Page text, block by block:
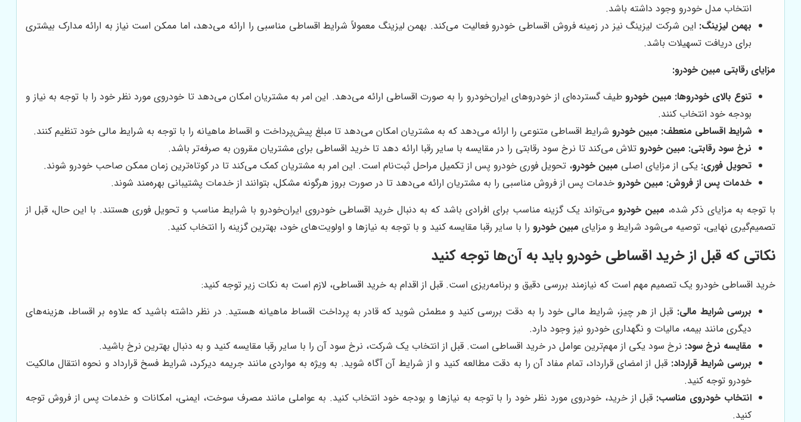
انتخاب مدل خودرو وجود داشته باشد.
بهمن لیزینگ: این شرکت لیزینگ نیز در زمینه فروش اقساطی خودرو فعالیت می‌کند. بهمن لیزینگ معمولاً شرایط اقساطی مناسبی را ارائه می‌دهد، اما ممکن است نیاز به ارائه مدارک بیشتری
برای دریافت تسهیلات باشد.
مزایای رقابتی مبین خودرو:
تنوع بالای خودروها: مبین خودرو طیف گسترده‌ای از خودروهای ایران‌خودرو را به صورت اقساطی ارائه می‌دهد. این امر به مشتریان امکان می‌دهد تا خودروی مورد نظر خود را با توجه به نیاز و
بودجه خود انتخاب کنند.
شرایط اقساطی منعطف: مبین خودرو شرایط اقساطی متنوعی را ارائه می‌دهد که به مشتریان امکان می‌دهد تا مبلغ پیش‌پرداخت و اقساط ماهیانه را با توجه به شرایط مالی خود تنظیم کنند.
نرخ سود رقابتی: مبین خودرو تلاش می‌کند تا نرخ سود رقابتی را در مقایسه با سایر رقبا ارائه دهد تا خرید اقساطی برای مشتریان مقرون به صرفه‌تر باشد.
تحویل فوری: یکی از مزایای اصلی مبین خودرو، تحویل فوری خودرو پس از تکمیل مراحل ثبت‌نام است. این امر به مشتریان کمک می‌کند تا در کوتاه‌ترین زمان ممکن صاحب خودرو شوند.
خدمات پس از فروش: مبین خودرو خدمات پس از فروش مناسبی را به مشتریان ارائه می‌دهد تا در صورت بروز هرگونه مشکل، بتوانند از خدمات پشتیبانی بهره‌مند شوند.
با توجه به مزایای ذکر شده، مبین خودرو می‌تواند یک گزینه مناسب برای افرادی باشد که به دنبال خرید اقساطی خودروی ایران‌خودرو با شرایط مناسب و تحویل فوری هستند. با این حال، قبل از
تصمیم‌گیری نهایی، توصیه می‌شود شرایط و مزایای مبین خودرو را با سایر رقبا مقایسه کنید و با توجه به نیازها و اولویت‌های خود، بهترین گزینه را انتخاب کنید.
نکاتی که قبل از خرید اقساطی خودرو باید به آن‌ها توجه کنید
خرید اقساطی خودرو یک تصمیم مهم است که نیازمند بررسی دقیق و برنامه‌ریزی است. قبل از اقدام به خرید اقساطی، لازم است به نکات زیر توجه کنید:
بررسی شرایط مالی: قبل از هر چیز، شرایط مالی خود را به دقت بررسی کنید و مطمئن شوید که قادر به پرداخت اقساط ماهیانه هستید. در نظر داشته باشید که علاوه بر اقساط، هزینه‌های
دیگری مانند بیمه، مالیات و نگهداری خودرو نیز وجود دارد.
مقایسه نرخ سود: نرخ سود یکی از مهم‌ترین عوامل در خرید اقساطی است. قبل از انتخاب یک شرکت، نرخ سود آن را با سایر رقبا مقایسه کنید و به دنبال بهترین نرخ باشید.
بررسی شرایط قرارداد: قبل از امضای قرارداد، تمام مفاد آن را به دقت مطالعه کنید و از شرایط آن آگاه شوید. به ویژه به مواردی مانند جریمه دیرکرد، شرایط فسخ قرارداد و نحوه انتقال مالکیت
خودرو توجه کنید.
انتخاب خودروی مناسب: قبل از خرید، خودروی مورد نظر خود را با توجه به نیازها و بودجه خود انتخاب کنید. به عواملی مانند مصرف سوخت، ایمنی، امکانات و خدمات پس از فروش توجه
کنید.